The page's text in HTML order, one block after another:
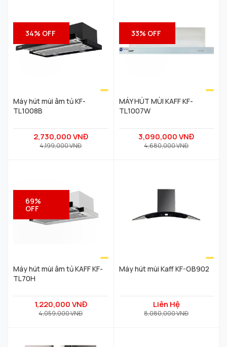
ống thoát.
·
Tính năng đặc biệt:
Cảm ứng khói và nhiệt hiện đại.
2. Thông tin kích thước
· Chiều ngang (Rộng): 700mm
·
Chiều sâu
ống khói).
Đường kính ống thoát :150mm(tặng
kèm ống mềm
172x222x(420-780) mm
·
Độ dày kính
: 6mm, kính cường lực
34% OFF
Máy hút mùi âm tủ KF-
TL1008B
2,730,000 VNĐ
4,199,000 VNĐ
33% OFF
MÁY HÚT MÙI KAFF KF-
TL1007W
3,090,000 VNĐ
4,680,000 VNĐ
69%
OFF
Máy hút mùi âm tủ KAFF KF-
TL70H
1,220,000 VNĐ
4,059,000 VNĐ
Máy hút mùi Kaff KF-GB902
Liên Hệ
8,080,000 VNĐ